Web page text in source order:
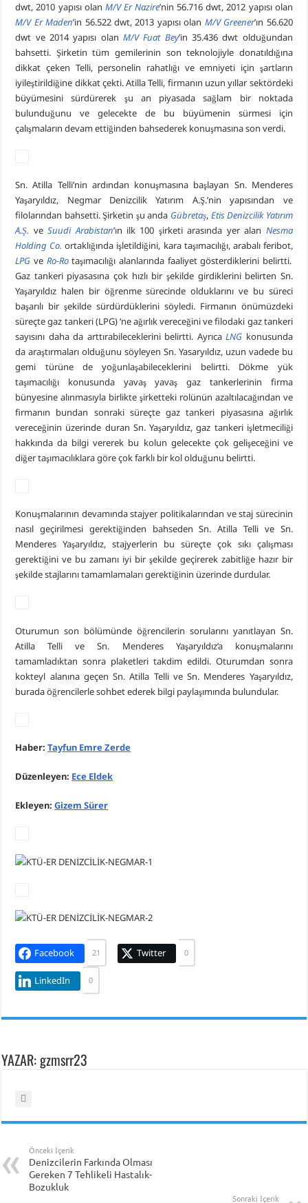
dwt, 2010 yapısı olan M/V Er Nazire’nin 56.716 dwt, 2012 yapısı olan
M/V Er Maden’in 56.522 dwt, 2013 yapısı olan M/V Greener’ın 56.620
dwt ve 2014 yapısı olan M/V Fuat Bey’in 35.436 dwt olduğundan
bahsetti. Şirketin tüm gemilerinin son teknolojiyle donatıldığına
dikkat çeken Telli, personelin rahatlığı ve emniyeti için şartların
iyileştirildiğine dikkat çekti. Atilla Telli, firmanın uzun yıllar sektördeki
büyümesini sürdürerek şu an piyasada sağlam bir noktada
bulunduğunu ve gelecekte de bu büyümenin sürmesi için
çalışmaların devam ettiğinden bahsederek konuşmasına son verdi.
Sn. Atilla Telli’nin ardından konuşmasına başlayan Sn. Menderes
Yaşaryıldız, Negmar Denizcilik Yatırım A.Ş.’nin yapısından ve
filolarından bahsetti. Şirketin şu anda Gübretaş, Etis Denizcilik Yatırım
A.Ş. veSuudi Arabistan’ın ilk 100 şirketi arasında yer alan Nesma
Holding Co. ortaklığında işletildiğini, kara taşımacılığı, arabalı feribot,
LPG ve Ro-Rotaşımacılığı alanlarında faaliyet gösterdiklerini belirtti.
Gaz tankeri piyasasına çok hızlı bir şekilde girdiklerini belirten Sn.
Yaşaryıldız halen bir öğrenme sürecinde olduklarını ve bu süreci
başarılı bir şekilde sürdürdüklerini söyledi. Firmanın önümüzdeki
süreçte gaz tankeri (LPG) ‘ne ağırlık vereceğini ve filodaki gaz tankeri
sayısını daha da arttırabileceklerini belirtti. AyrıcaLNG konusunda
da araştırmaları olduğunu söyleyen Sn. Yasaryıldız, uzun vadede bu
gemi türüne de yoğunlaşabileceklerini belirtti. Dökme yük
taşımacılığı konusunda yavaş yavaş gaz tankerlerinin firma
bünyesine alınmasıyla birlikte şirketteki rolünün azaltılacağından ve
firmanın bundan sonraki süreçte gaz tankeri piyasasına ağırlık
vereceğinin üzerinde duran Sn. Yaşaryıldız, gaz tankeri işletmeciliği
hakkında da bilgi vererek bu kolun gelecekte çok gelişeceğini ve
diğer taşımacılıklara göre çok farklı bir kol olduğunu belirtti.
Konuşmalarının devamında stajyer politikalarından ve staj sürecinin
nasıl geçirilmesi gerektiğinden bahseden Sn. Atilla Telli ve Sn.
Menderes Yaşaryıldız, stajyerlerin bu süreçte çok sıkı çalışması
gerektiğini ve bu zamanı iyi bir şekilde geçirerek zabitliğe hazır bir
şekilde stajlarını tamamlamaları gerektiğinin üzerinde durdular.
Oturumun son bölümünde öğrencilerin sorularını yanıtlayan Sn.
Atilla Telli ve Sn. Menderes Yaşaryıldız’a konuşmalarını
tamamladıktan sonra plaketleri takdim edildi. Oturumdan sonra
kokteyl alanına geçen Sn. Atilla Telli ve Sn. Menderes Yaşaryıldız,
burada öğrencilerle sohbet ederek bilgi paylaşımında bulundular.
Haber:Tayfun Emre Zerde
Düzenleyen: Ece Eldek
Ekleyen:Gizem Sürer
Facebook 21 Twitter 0
LinkedIn 0
YAZAR: gzmsrr23
Önceki İçerik
Denizcilerin Farkında Olması
Gereken 7 Tehlikeli Hastalık-
Bozukluk
Sonraki İçerik